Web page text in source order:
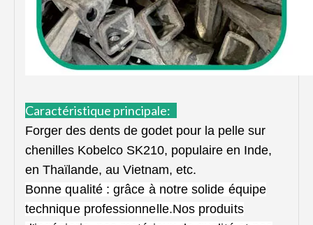
Caractéristique principale:
Forger des dents de godet pour la pelle sur
chenilles Kobelco SK210, populaire en Inde,
en Thaïlande, au Vietnam, etc.
Bonne qualité : grâce à notre solide équipe
technique professionnelle.Nos produits